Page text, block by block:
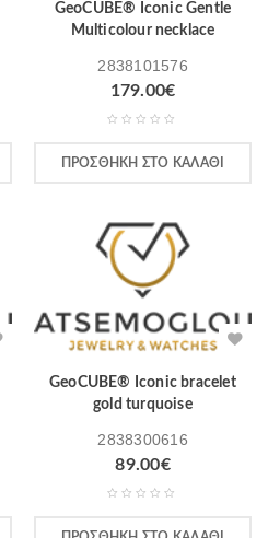
GeoCUBE® Iconic Gentle
Multicolour necklace
2838101576
179.00€
ΠΡΟΣΘΉΚΗ ΣΤΟ ΚΑΛΆΘΙ
GeoCUBE® Iconic bracelet
gold turquoise
2838300616
89.00€